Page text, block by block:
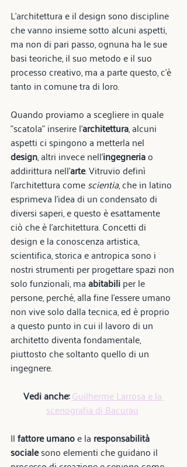
L’architettura e il design sono discipline
che vanno insieme sotto alcuni aspetti,
ma non di pari passo, ognuna ha le sue
basi teoriche, il suo metodo e il suo
processo creativo, ma a parte questo, c’è
tanto in comune tra di loro.
Quando proviamo a scegliere in quale
"scatola" inserire l’architettura, alcuni
aspetti ci spingono a metterla nel
design, altri invece nell'ingegneria o
addirittura nell'arte. Vitruvio definì
l'architettura come scientia, che in latino
esprimeva l’idea di un condensato di
diversi saperi, e questo è esattamente
ciò che è l’architettura. Concetti di
design e la conoscenza artistica,
scientifica, storica e antropica sono i
nostri strumenti per progettare spazi non
solo funzionali, ma abitabili per le
persone, perché, alla fine l’essere umano
non vive solo dalla tecnica, ed è proprio
a questo punto in cui il lavoro di un
architetto diventa fondamentale,
piuttosto che soltanto quello di un
ingegnere.
Vedi anche:Guilherme Larrosa e la
scenografia di Bacurau
Il fattore umano e la responsabilità
sociale sono elementi che guidano il